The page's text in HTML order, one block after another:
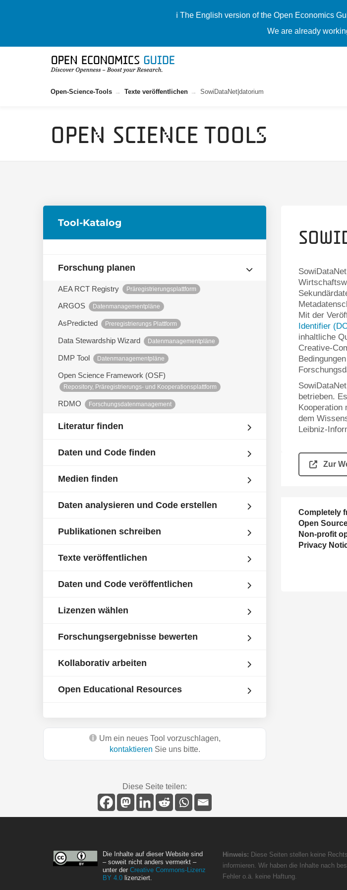
ℹ️ The English version of the Open Economics
We are already
Open-Science-Tools Texte veröffentlichen SowiDataNet|datorium
Open Science Tools
Tool-Katalog
Forschung planen
AEA RCT Registry Präregistrierungsplattform
ARGOS Datenmanagementpläne
AsPredicted Preregistrierungs Plattform
Data Stewardship Wizard Datenmanagementpläne
DMP Tool Datenmanagementpläne
Open Science Framework (OSF)
Repository, Präregistrierungs- und Kooperationsplattform
RDMO Forschungsdatenmanagement
Literatur finden
Daten und Code finden
Medien finden
Daten analysieren und Code erstellen
Publikationen schreiben
Texte veröffentlichen
Daten und Code veröffentlichen
Lizenzen wählen
Forschungsergebnisse bewerten
Kollaborativ arbeiten
Open Educational Resources
Um ein neues Tool vorzuschlagen,
kontaktieren Sie uns bitte.
Diese Seite teilen:
Mit der
Identifier
inhaltliche
Creative-
betrieben.
Kooperation
dem
Leibniz-
Zur
Completely
Open
Non-profit
Privacy
Die Inhalte auf dieser Website sind
– soweit nicht anders vermerkt –
unter der Creative Commons-Lizenz
BY 4.0 lizenziert.
Hinweis: Diese Seiten stellen keine
informieren. Wir haben die Inhalte nach
Fehler o.ä. keine Haftung.